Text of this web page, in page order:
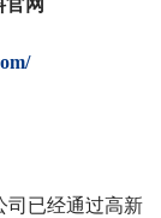
网
司已经通过高新